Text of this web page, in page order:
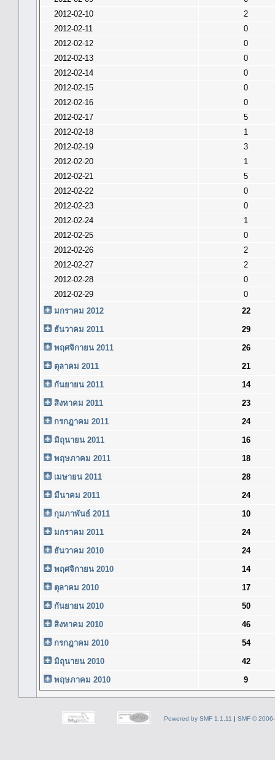
2012-02-10
2
2012-02-11
0
2012-02-12
0
2012-02-13
0
2012-02-14
0
2012-02-15
0
2012-02-16
0
2012-02-17
5
2012-02-18
1
2012-02-19
3
2012-02-20
1
2012-02-21
5
2012-02-22
0
2012-02-23
0
2012-02-24
1
2012-02-25
0
2012-02-26
2
2012-02-27
2
2012-02-28
0
2012-02-29
0
มกราคม 2012
22
ธันวาคม 2011
29
พฤศจิกายน 2011
26
ตุลาคม 2011
21
กันยายน 2011
14
สิงหาคม 2011
23
กรกฎาคม 2011
24
มิถุนายน 2011
16
พฤษภาคม 2011
18
เมษายน 2011
28
มีนาคม 2011
24
กุมภาพันธ์ 2011
10
มกราคม 2011
24
ธันวาคม 2010
24
พฤศจิกายน 2010
14
ตุลาคม 2010
17
กันยายน 2010
50
สิงหาคม 2010
46
กรกฎาคม 2010
54
มิถุนายน 2010
42
พฤษภาคม 2010
9
Powered by SMF 1.1.11 | SMF ©